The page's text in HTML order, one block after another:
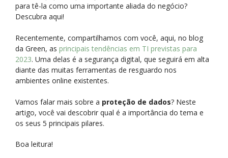
para tê-la como uma importante aliada do negócio?
Descubra aqui!
Recentemente, compartilhamos com você, aqui, no blog
da Green, as principais tendências em TI previstas para
2023. Uma delas é a segurança digital, que seguirá em alta
diante das muitas ferramentas de resguardo nos
ambientes online existentes.
Vamos falar mais sobre a proteção de dados? Neste
artigo, você vai descobrir qual é a importância do tema e
os seus 5 principais pilares.
Boa leitura!